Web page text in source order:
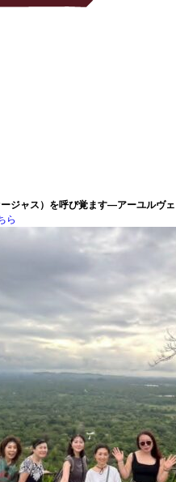
ジャス）を呼び覚ます―アーユルヴェ
ら